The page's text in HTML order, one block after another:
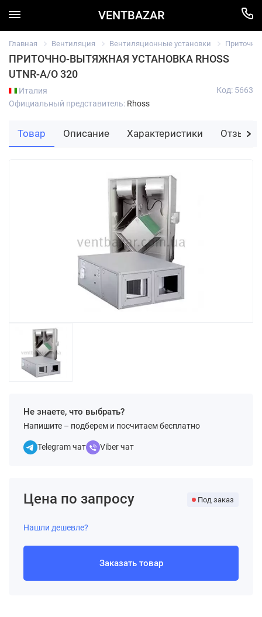
VENTBAZAR
Главная Вентиляция Вентиляционные установки
ПРИТОЧНО-ВЫТЯЖНАЯ УСТАНОВКА RHOSS
UTNR-A/O 320
Италия
Официальный представитель: Rhoss
Код: 5663
Не знаете, что выбрать?
Напишите – подберем и посчитаем бесплатно
Telegram чат Viber чат
Цена по запросу Под заказ
Нашли дешевле?
Заказать товар
Товар Описание Характеристики Отзывы